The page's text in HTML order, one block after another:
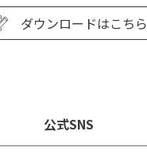
ダウンロードはこちら
公式SNS